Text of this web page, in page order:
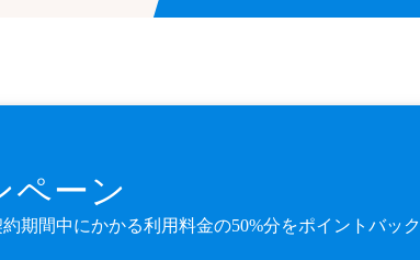
ペーン
期間中にかかる利用料金の50%分をポイントバック